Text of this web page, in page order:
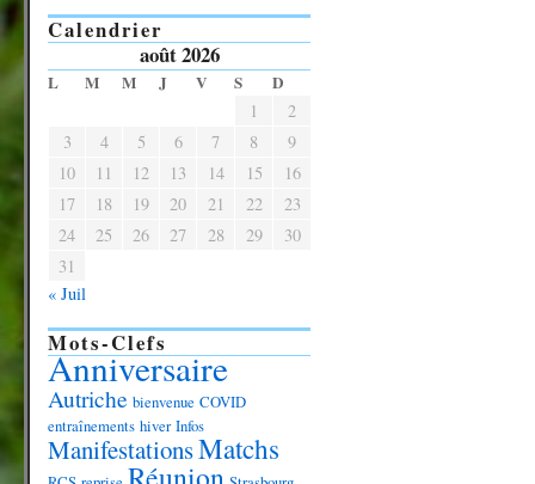
Calendrier
août 2026
L M M J V S D
1
2
3
4 5 6 7 8
9
10
11 12 13 14 15
16
17
18 19 20 21 22
23
24
25 26 27 28 29
30
31
« Juil
Mots-Clefs
Anniversaire
Autriche bienvenue COVID
entraînements hiver Infos
ManifestationsMatchs